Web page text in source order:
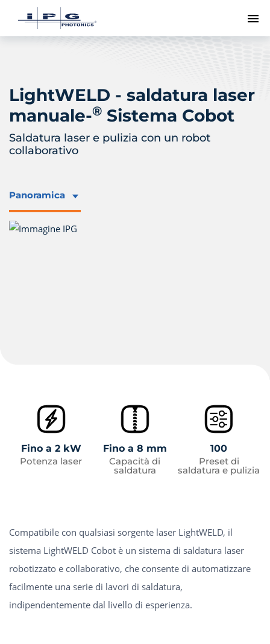
LightWELD - saldatura laser
manuale-® Sistema Cobot
Saldatura laser e pulizia con un robot
collaborativo
Panoramica
Fino a 2 kW
Potenza laser
Fino a 8 mm
Capacità di
saldatura
100
Preset di
saldatura e pulizia
Compatibile con qualsiasi sorgente laser LightWELD, il
sistema LightWELD Cobot è un sistema di saldatura laser
robotizzato e collaborativo, che consente di automatizzare
facilmente una serie di lavori di saldatura,
indipendentemente dal livello di esperienza.